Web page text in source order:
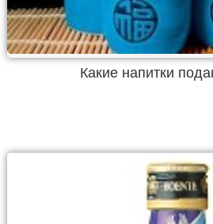
Какие напитки